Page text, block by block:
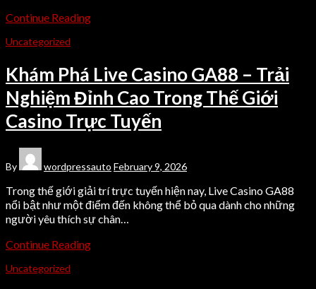
Continue Reading
Uncategorized
Khám Phá Live Casino GA88 – Trải
Nghiệm Đỉnh Cao Trong Thế Giới
Casino Trực Tuyến
By wordpressauto February 9, 2026
Trong thế giới giải trí trực tuyến hiện nay, Live Casino GA88
nổi bật như một điểm đến không thể bỏ qua dành cho những
người yêu thích sự chân…
Continue Reading
Uncategorized